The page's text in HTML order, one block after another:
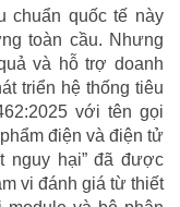
chuẩn quốc tế này
toàn cầu. Nhưng
và hỗ trợ doanh
triển hệ thống tiêu
với tên gọi
điện và điện tử
nguy hại” đã được
vi đánh giá từ thiết